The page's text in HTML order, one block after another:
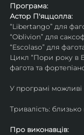
Програма:
Астор П'яццолла:
“Libertango” для
“Oblivion” для
“Escolaso” для
Цикл “Пори року в
фагота та
У програмі можливі
Тривалість:
Про виконавців: